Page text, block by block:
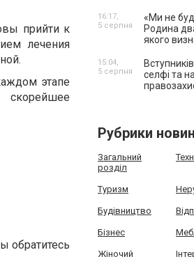
прийти к
лечения
этапе
скорейшее
обратитесь
«Ми не
Родина
якого
16:17,
5 серпня
селфі та
15:04,
5 серпня
Рубрики новин
Загальний
розділ
Туризм
Будівництво
Бізнес
Жіночий